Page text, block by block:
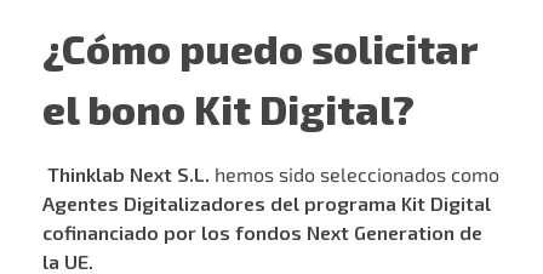
¿Cómo puedo solicitar
el bono Kit Digital?
Thinklab Next S.L.
hemos sido seleccionados como
Agentes Digitalizadores del programa Kit Digital
cofinanciado por los fondos Next Generation de
la UE.